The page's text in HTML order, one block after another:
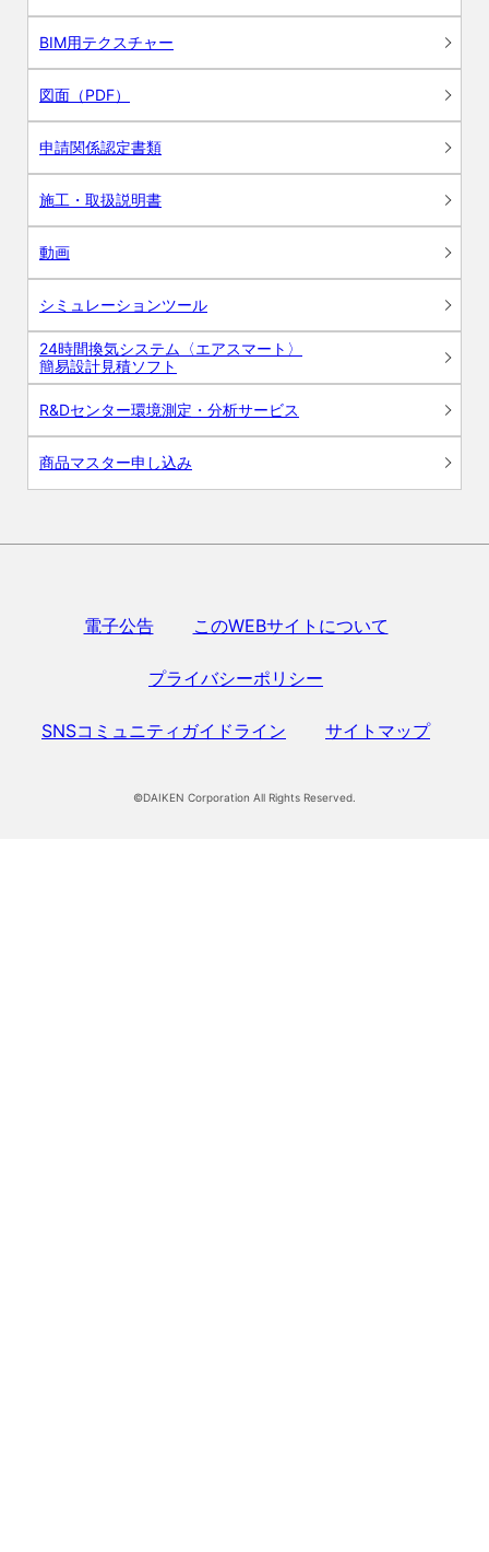
BIM用テクスチャー
図面（PDF）
申請関係認定書類
施工・取扱説明書
動画
シミュレーションツール
24時間換気システム〈エアスマート〉
簡易設計見積ソフト
R&Dセンター環境測定・分析サービス
商品マスター申し込み
電子公告 このWEBサイトについて
プライバシーポリシー
SNSコミュニティガイドライン サイトマップ
©DAIKEN Corporation All Rights Reserved.